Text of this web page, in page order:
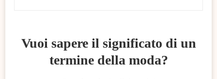
Vuoi sapere il significato di un
termine della moda?